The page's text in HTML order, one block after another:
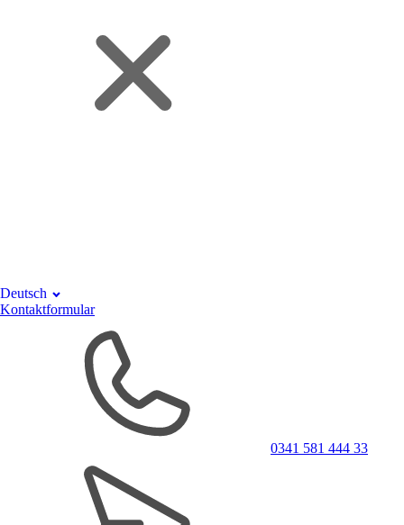
Deutsch
Kontaktformular
0341 581 444 33